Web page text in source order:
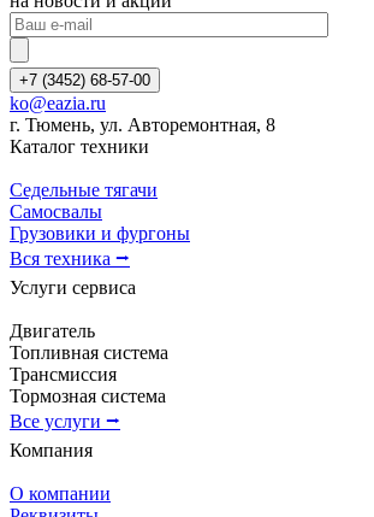
+7 (3452) 68-57-00
ko@eazia.ru
г. Тюмень, ул. Авторемонтная, 8
Каталог техники
Седельные тягачи
Самосвалы
Грузовики и фургоны
Вся техника ⭢
Услуги сервиса
Двигатель
Топливная система
Трансмиссия
Тормозная система
Все услуги ⭢
Компания
О компании